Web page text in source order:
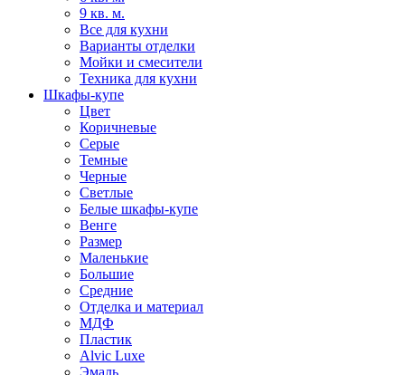
9 кв. м.
Все для кухни
Варианты отделки
Мойки и смесители
Техника для кухни
Шкафы-купе
Цвет
Коричневые
Серые
Темные
Черные
Светлые
Белые шкафы-купе
Венге
Размер
Маленькие
Большие
Средние
Отделка и материал
МДФ
Пластик
Alvic Luxe
Эмаль